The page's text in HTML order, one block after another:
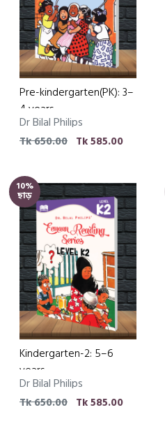
Pre-kindergarten(PK): 3–
4 years
Dr Bilal Philips
Tk 650.00 Tk 585.00
10%
ছাড়
Kindergarten-2: 5–6
years
Dr Bilal Philips
Tk 650.00 Tk 585.00